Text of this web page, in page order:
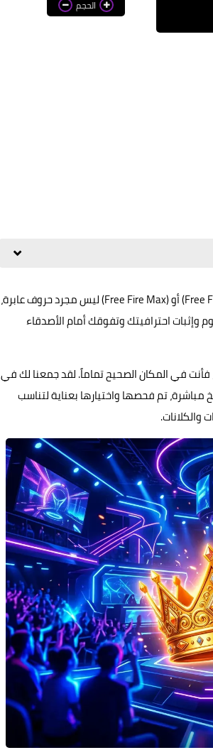
الحجم
مميزة وفريدة، فالاسم في لعبة (Free Fire) أو (Free Fire Max) ليس مجرد حروف عابرة،
احترافيتك وتفوقك أمام الأصدقاء
في المكان الصحيح تماماً. لقد جمعنا لك في
مباشرة، تم فحصها واختيارها بعناية لتناسب